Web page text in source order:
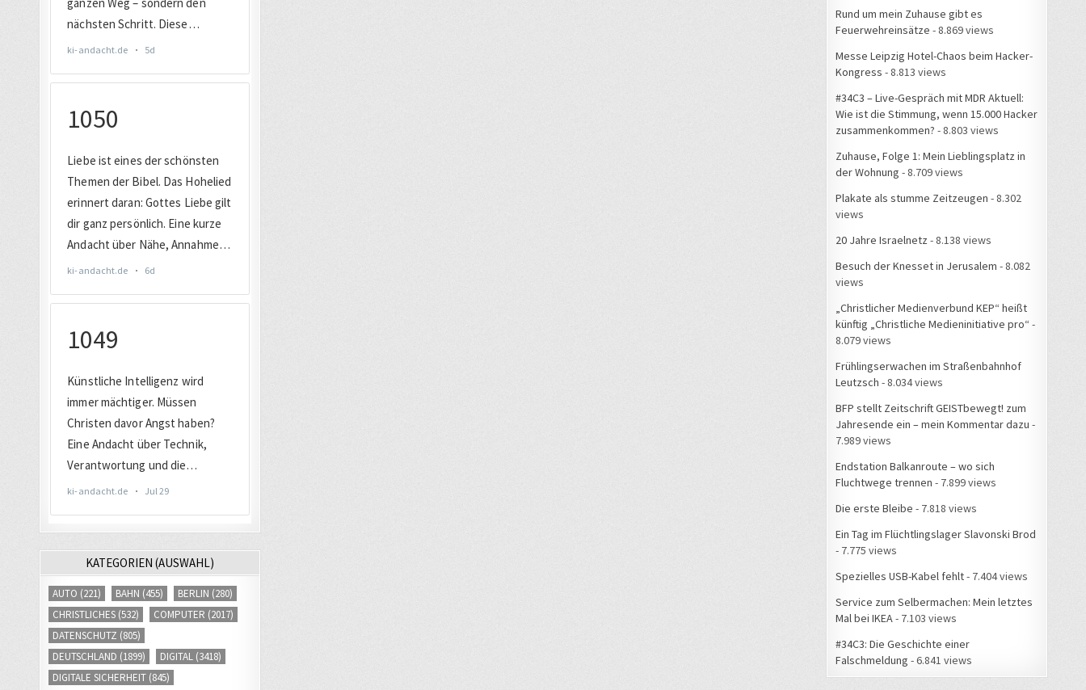
KATEGORIEN (AUSWAHL)
AUTO (221) BAHN (455) BERLIN (280)
CHRISTLICHES (532) COMPUTER (2017)
DATENSCHUTZ (805)
DEUTSCHLAND (1899) DIGITAL (3418)
DIGITALE SICHERHEIT (845)
Rund um mein Zuhause gibt es
Feuerwehreinsätze - 8.869 views
Messe Leipzig Hotel-Chaos beim Hacker-
Kongress - 8.813 views
#34C3 – Live-Gespräch mit MDR Aktuell:
Wie ist die Stimmung, wenn 15.000 Hacker
zusammenkommen? - 8.803 views
Zuhause, Folge 1: Mein Lieblingsplatz in
der Wohnung - 8.709 views
Plakate als stumme Zeitzeugen - 8.302
views
20 Jahre Israelnetz - 8.138 views
Besuch der Knesset in Jerusalem - 8.082
views
„Christlicher Medienverbund KEP“ heißt
künftig „Christliche Medieninitiative pro“ -
8.079 views
Frühlingserwachen im Straßenbahnhof
Leutzsch - 8.034 views
BFP stellt Zeitschrift GEISTbewegt! zum
Jahresende ein – mein Kommentar dazu -
7.989 views
Endstation Balkanroute – wo sich
Fluchtwege trennen - 7.899 views
Die erste Bleibe - 7.818 views
Ein Tag im Flüchtlingslager Slavonski Brod
- 7.775 views
Spezielles USB-Kabel fehlt- 7.404 views
Service zum Selbermachen: Mein letztes
Mal bei IKEA - 7.103 views
#34C3: Die Geschichte einer
Falschmeldung - 6.841 views